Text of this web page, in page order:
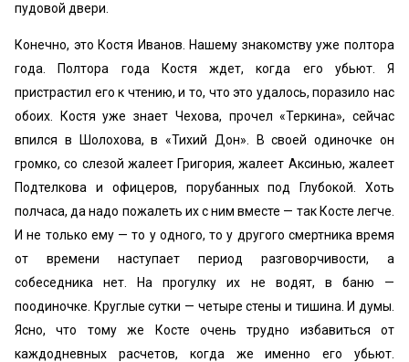
пудовой двери.
Конечно, это Костя Иванов. Нашему знакомству уже полтора
года. Полтора года Костя ждет, когда его убьют. Я
пристрастил его к чтению, и то, что это удалось, поразило нас
обоих. Костя уже знает Чехова, прочел «Теркина», сейчас
впился в Шолохова, в «Тихий Дон». В своей одиночке он
громко, со слезой жалеет Григория, жалеет Аксинью, жалеет
Подтелкова и офицеров, порубанных под Глубокой. Хоть
полчаса, да надо пожалеть их с ним вместе — так Косте легче.
И не только ему — то у одного, то у другого смертника время
от времени наступает период разговорчивости, а
собеседника нет. На прогулку их не водят, в баню —
поодиночке. Круглые сутки — четыре стены и тишина. И думы.
Ясно, что тому же Косте очень трудно избавиться от
каждодневных расчетов, когда же именно его убьют.